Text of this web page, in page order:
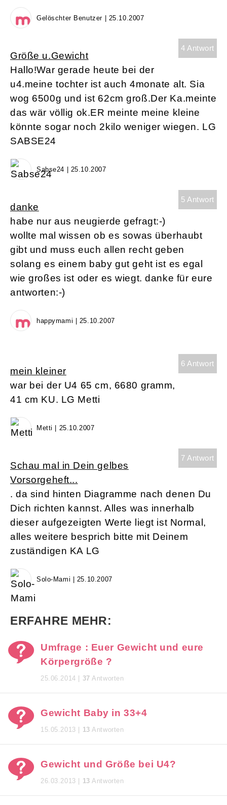
Gelöschter Benutzer | 25.10.2007
4 Antwort
Größe u.Gewicht
Hallo!War gerade heute bei der
u4.meine tochter ist auch 4monate alt. Sia
wog 6500g und ist 62cm groß.Der Ka.meinte
das wär völlig ok.ER meinte meine kleine
könnte sogar noch 2kilo weniger wiegen. LG
SABSE24
Sabse24 | 25.10.2007
5 Antwort
danke
habe nur aus neugierde gefragt:-)
wollte mal wissen ob es sowas überhaubt
gibt und muss euch allen recht geben
solang es einem baby gut geht ist es egal
wie großes ist oder es wiegt. danke für eure
antworten:-)
happymami | 25.10.2007
6 Antwort
mein kleiner
war bei der U4 65 cm, 6680 gramm,
41 cm KU. LG Metti
Metti | 25.10.2007
7 Antwort
Schau mal in Dein gelbes
Vorsorgeheft...
. da sind hinten Diagramme nach denen Du
Dich richten kannst. Alles was innerhalb
dieser aufgezeigten Werte liegt ist Normal,
alles weitere besprich bitte mit Deinem
zuständigen KA LG
Solo-Mami | 25.10.2007
ERFAHRE MEHR:
Umfrage : Euer Gewicht und eure
Körpergröße ?
25.06.2014 | 37 Antworten
Gewicht Baby in 33+4
15.05.2013 | 13 Antworten
Gewicht und Größe bei U4?
26.03.2013 | 13 Antworten